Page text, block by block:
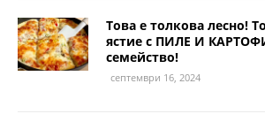
Това е толкова лесно!
ястие с ПИЛЕ И
семейство!
септември 16, 2024